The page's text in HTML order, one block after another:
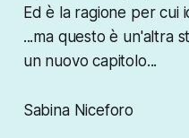
Ed è la ragione per cui
...ma questo è un'altra
un nuovo capitolo...
Sabina Niceforo